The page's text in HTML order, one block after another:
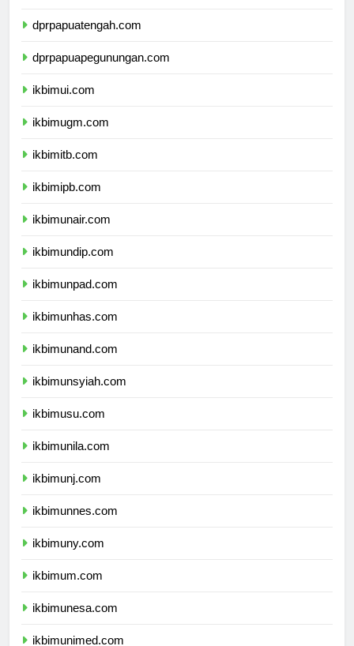
dprpapuatengah.com
dprpapuapegunungan.com
ikbimui.com
ikbimugm.com
ikbimitb.com
ikbimipb.com
ikbimunair.com
ikbimundip.com
ikbimunpad.com
ikbimunhas.com
ikbimunand.com
ikbimunsyiah.com
ikbimusu.com
ikbimunila.com
ikbimunj.com
ikbimunnes.com
ikbimuny.com
ikbimum.com
ikbimunesa.com
ikbimunimed.com